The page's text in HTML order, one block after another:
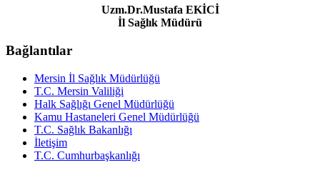
Uzm.Dr.Mustafa EKİCİ
İl Sağlık Müdürü
Bağlantılar
Mersin İl Sağlık Müdürlüğü
T.C. Mersin Valiliği
Halk Sağlığı Genel Müdürlüğü
Kamu Hastaneleri Genel Müdürlüğü
T.C. Sağlık Bakanlığı
İletişim
T.C. Cumhurbaşkanlığı